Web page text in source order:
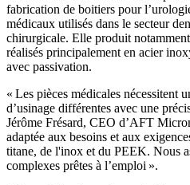
fabrication de boitiers pour
médicaux utilisés dans le secteur
chirurgicale. Elle produit
réalisés principalement en acier
avec passivation.
« Les pièces médicales nécessitent
d’usinage différentes avec une
Jérôme Frésard, CEO d’AFT
adaptée aux besoins et aux
titane, de l'inox et du PEEK. Nous
complexes prêtes à l’emploi ».